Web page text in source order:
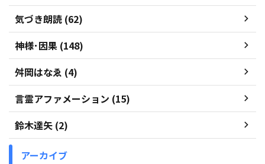
気づき朗読 (62)
神様･因果 (148)
舛岡はなゑ (4)
言霊アファメーション (15)
鈴木達矢 (2)
アーカイブ